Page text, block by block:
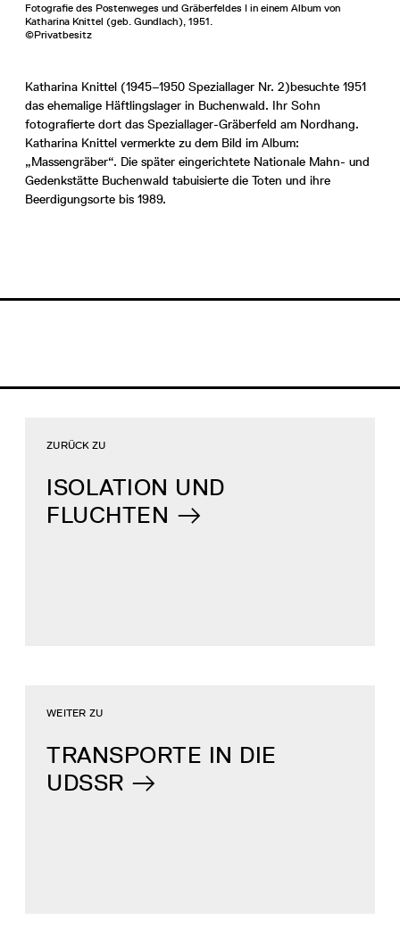
Fotografie des Postenweges und Gräberfeldes I in einem Album von
Katharina Knittel (geb. Gundlach), 1951.
©Privatbesitz
Katharina Knittel (1945–1950 Speziallager Nr. 2)besuchte 1951
das ehemalige Häftlingslager in Buchenwald. Ihr Sohn
fotografierte dort das Speziallager-Gräberfeld am Nordhang.
Katharina Knittel vermerkte zu dem Bild im Album:
„Massengräber“. Die später eingerichtete Nationale Mahn- und
Gedenkstätte Buchenwald tabuisierte die Toten und ihre
Beerdigungsorte bis 1989.
ISOLATION UND
FLUCHTEN
ZURÜCK ZU
TRANSPORTE IN DIE
UDSSR
WEITER ZU